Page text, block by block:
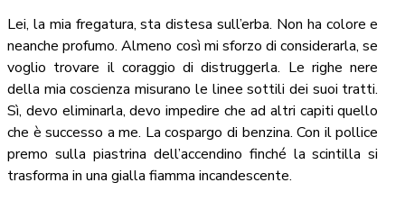
Lei, la mia fregatura, sta distesa sull’erba. Non ha colore e
neanche profumo. Almeno così mi sforzo di considerarla, se
voglio trovare il coraggio di distruggerla. Le righe nere
della mia coscienza misurano le linee sottili dei suoi tratti.
Sì, devo eliminarla, devo impedire che ad altri capiti quello
che è successo a me. La cospargo di benzina. Con il pollice
premo sulla piastrina dell’accendino finché la scintilla si
trasforma in una gialla fiamma incandescente.